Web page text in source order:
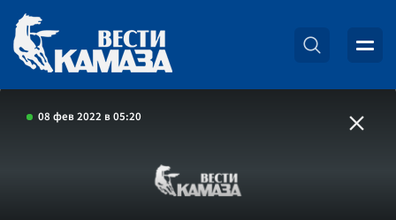
08 фев 2022 в 05:20